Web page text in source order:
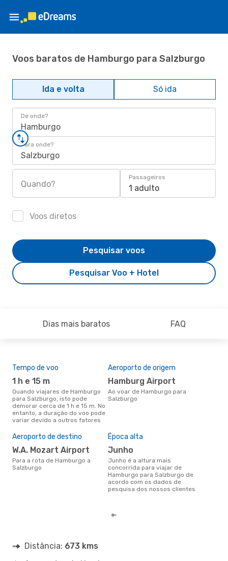
Voos baratos de Hamburgo para Salzburgo
Ida e volta Só ida
De onde?
Hamburgo
Para onde?
Salzburgo
Quando?
Passageiros
1 adulto
Voos diretos
Pesquisar Voo + Hotel
Pesquisar voos
Dias mais baratos FAQ
Tempo de voo
1 h e 15 m
Quando viajares de Hamburgo
para Salzburgo, isto pode
demorar cerca de 1 h e 15 m. No
entanto, a duração do voo pode
variar devido a outros fatores
Aeroporto de origem
Hamburg Airport
Ao voar de Hamburgo para
Salzburgo
Aeroporto de destino
W.A. Mozart Airport
Para a rota de Hamburgo a
Salzburgo
Época alta
junho
junho é a altura mais
concorrida para viajar de
Hamburgo para Salzburgo de
acordo com os dados de
pesquisa dos nossos clientes
Distância: 673 kms